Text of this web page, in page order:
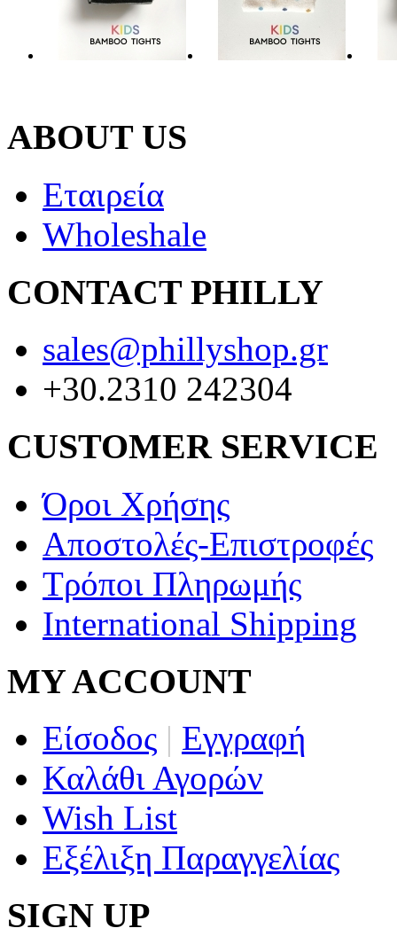
ABOUT US
Εταιρεία
Wholeshale
CONTACT PHILLY
sales@phillyshop.gr
+30.2310 242304
CUSTOMER SERVICE
Όροι Χρήσης
Αποστολές-Επιστροφές
Τρόποι Πληρωμής
International Shipping
MY ACCOUNT
Είσοδος | Εγγραφή
Καλάθι Αγορών
Wish List
Εξέλιξη Παραγγελίας
SIGN UP